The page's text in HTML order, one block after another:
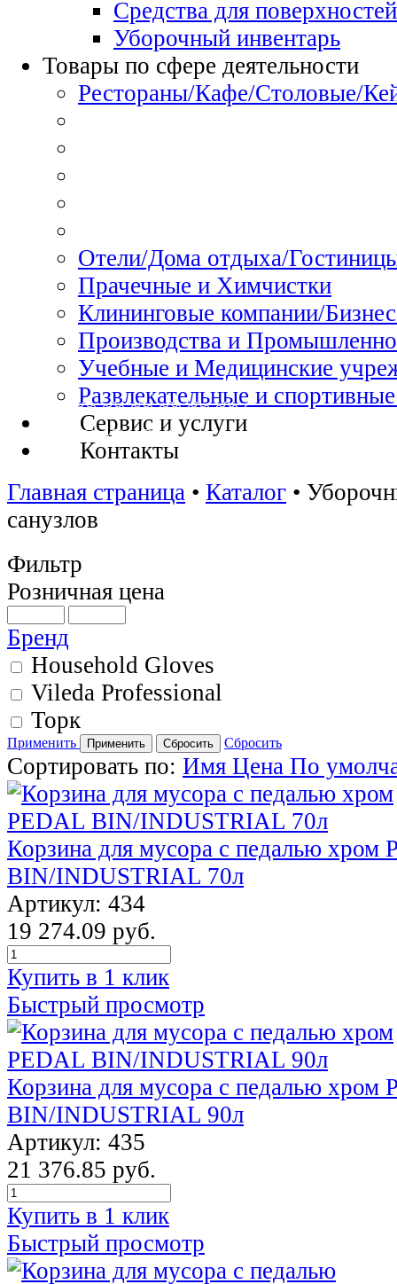
Средства для поверхностей
Уборочный инвентарь
Товары по сфере деятельности
Рестораны/Кафе/Столовые/
Отели/Дома отдыха/
Прачечные и Химчистки
Клининговые компании/
Производства и
Учебные и Медицинские
Развлекательные и
Сервис и услуги
Контакты
Главная страница • Каталог •
санузлов
Фильтр
Розничная цена
Бренд
Household Gloves
Vileda Professional
Торк
Применить Сбросить
Сортировать по: Имя Цена По
Корзина для мусора с педалью хром
BIN/INDUSTRIAL 70л
Артикул: 434
19 274.09 руб.
Купить в 1 клик
Быстрый просмотр
Корзина для мусора с педалью хром
BIN/INDUSTRIAL 90л
Артикул: 435
21 376.85 руб.
Купить в 1 клик
Быстрый просмотр